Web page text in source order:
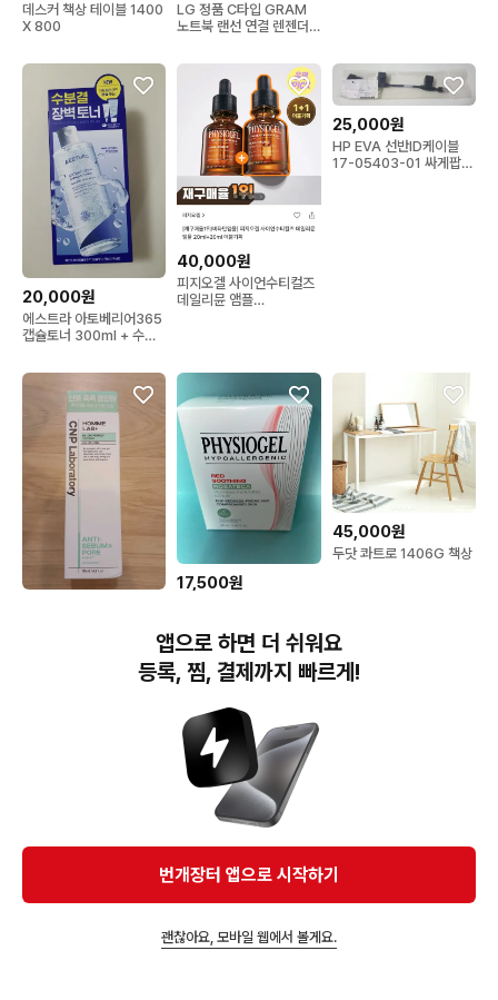
데스커 책상 테이블 1400
X 800
LG 정품 C타입 GRAM
노트북 랜선 연결 렌젠더
20,000원
에스트라 아토베리어365
캡슐토너 300ml + 수딩
40,000원
피지오겔 사이언수티컬즈
데일리뮨 앰플
25,000원
HP EVA 선반ID케이블
17-05403-01 싸게팝니
CNP 옴므랩 올인원 오일
17,500원
45,000원
두닷 콰트로 1406G 책상
번개장터(주) 사업자정보, 이용약관 및 기타 법적고지
번개장터㈜는 통신판매중개자이며, 통신판매의 당사자가 아닙니다. 전자상거래 등에서의
소비자보호에 관한 법률 등 관련 법령 및 번개장터㈜의 약관에 따라 상품, 상품정보, 거래에 관한 책임은
개별 판매자에게 귀속하고, 번개장터㈜는 원칙적으로 회원간 거래에 대하여 책임을 지지 않습니다.
다만, 번개장터㈜가 직접 판매하는 상품에 대한 책임은 번개장터㈜에게 귀속합니다.
Ⓒ Bungaejangter Inc. all rights reserved.
앱으로 하면 더 쉬워요
등록, 찜, 결제까지 빠르게!
번개장터 앱으로 시작하기
괜찮아요, 모바일 웹에서 볼게요.